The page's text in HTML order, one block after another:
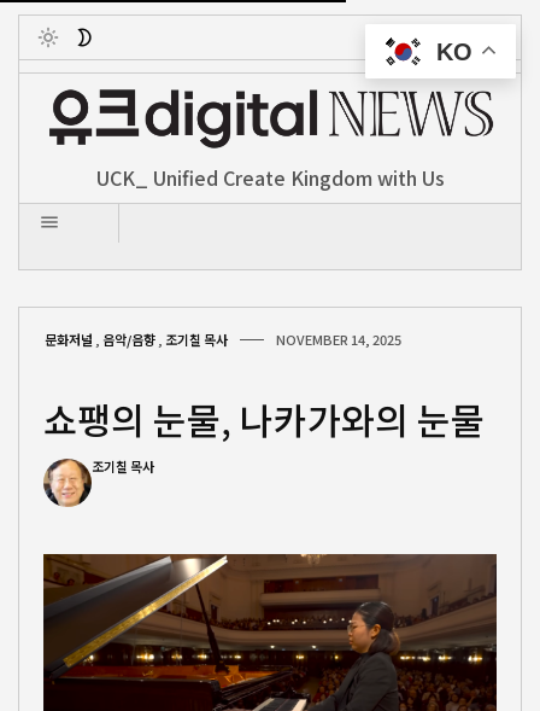
Toggle
UCK_ Unified Create Kingdom with Us
문화저널 음악/음향 조기칠 목사 NOVEMBER 14, 2025
쇼팽의 눈물, 나카가와의 눈물
조기칠 목사
KO